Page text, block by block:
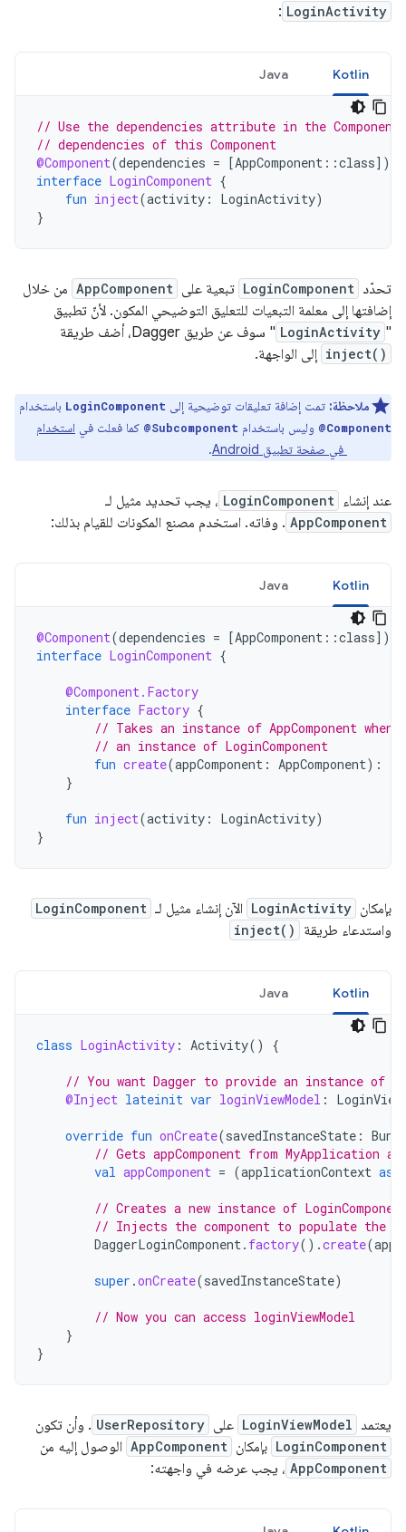
LoginActivity
:
Kotlin
Java
// Use the dependencies attribute in the
// dependencies of this Component
@Component(dependencies = [AppComponent ::class] )
interface LoginComponent {
fun inject(activity : LoginActivity)
}
تحدّد LoginComponent تبعية على AppComponent من خلال
إضافتها إلى معلمة التبعيات للتعليق التوضيحي المكون. لأنّ تطبيق
"
LoginActivity " سوف عن طريق Dagger، أضف طريقة
inject() إلى الواجهة.
ملاحظة: تمت إضافة تعليقات توضيحية إلى LoginComponent باستخدام
@Component وليس باستخدام @Subcomponent كما فعلت في استخدام
.
عند إنشاء LoginComponent ، يجب تحديد مثيل لـ
AppComponent . وفاته. استخدم مصنع المكونات للقيام بذلك:
Kotlin
Java
@Component(dependencies = [AppComponent ::class] )
interface LoginComponent {
@Component.Factory
interface Factory {
// Takes an instance of AppComponent when
// an instance of LoginComponent
fun create(appComponent : AppComponent):
}
fun inject(activity : LoginActivity)
}
بإمكان LoginActivity الآن إنشاء مثيل لـ LoginComponent
واستدعاء طريقة inject()
Kotlin
Java
class LoginActivity : Activity() {
// You want Dagger to provide an instance of
@Inject lateinit var loginViewModel :
override fun onCreate(savedInstanceState :
// Gets appComponent from MyApplication
val appComponent = (applicationContext as
// Creates a new instance of
// Injects the component to populate the
DaggerLoginComponent . factory().create(
super .onCreate(savedInstanceState)
// Now you can access loginViewModel
}
}
يعتمد LoginViewModel على UserRepository . وأن تكون
LoginComponent بإمكان AppComponent الوصول إليه من
AppComponent ، يجب عرضه في واجهته: